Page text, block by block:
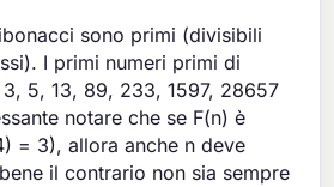
sono primi (divisibili
I primi numeri primi di
5, 13, 89, 233, 1597, 28657
notare che se F(n) è
= 3), allora anche n deve
il contrario non sia sempre